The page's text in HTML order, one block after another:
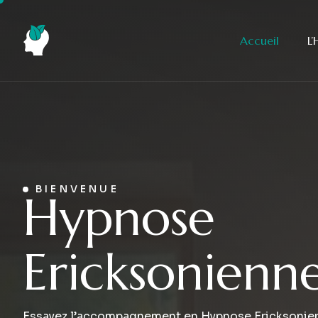
Accueil
BIENVENUE
Hypnose
Ericksonienn